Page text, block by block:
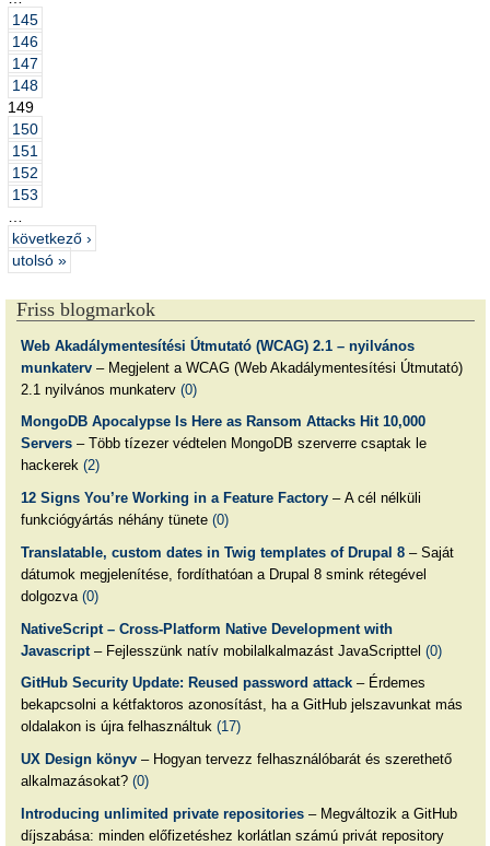
145
146
147
148
149
150
151
152
153
következő ›
utolsó »
Friss blogmarkok
Web Akadálymentesítési Útmutató (WCAG) 2.1 – nyilvános
munkaterv– Megjelent a WCAG (Web Akadálymentesítési Útmutató)
2.1 nyilvános munkaterv (0)
MongoDB Apocalypse Is Here as Ransom Attacks Hit 10,000
Servers– Több tízezer védtelen MongoDB szerverre csaptak le
hackerek (2)
12 Signs You’re Working in a Feature Factory– A cél nélküli
funkciógyártás néhány tünete (0)
Translatable, custom dates in Twig templates of Drupal 8– Saját
dátumok megjelenítése, fordíthatóan a Drupal 8 smink rétegével
dolgozva (0)
NativeScript – Cross-Platform Native Development with
Javascript– Fejlesszünk natív mobilalkalmazást JavaScripttel (0)
GitHub Security Update: Reused password attack– Érdemes
bekapcsolni a kétfaktoros azonosítást, ha a GitHub jelszavunkat más
oldalakon is újra felhasználtuk (17)
UX Design könyv– Hogyan tervezz felhasználóbarát és szerethető
alkalmazásokat? (0)
Introducing unlimited private repositories– Megváltozik a GitHub
díjszabása: minden előfizetéshez korlátlan számú privát repository